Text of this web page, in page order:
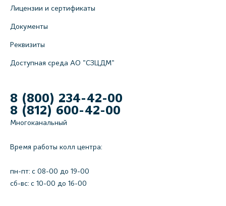
Лицензии и сертификаты
Документы
Реквизиты
Доступная среда АО "СЗЦДМ"
8 (800) 234-42-00
8 (812) 600-42-00
Многоканальный
Время работы колл центра:
пн-пт: c 08-00 до 19-00
сб-вс: с 10-00 до 16-00